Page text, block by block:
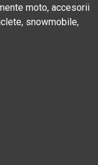
moto, accesorii
snowmobile,